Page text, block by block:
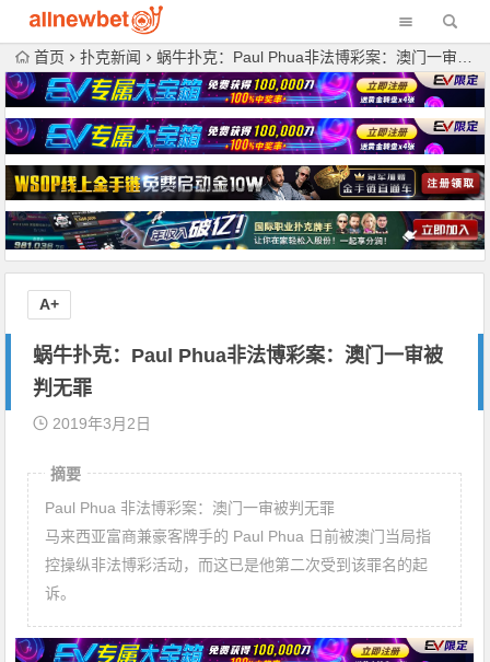
首页 扑克新闻 蜗牛扑克：Paul Phua非法博彩案：澳门一审被判无罪
蜗牛扑克：Paul Phua非法博彩案：澳门一审被
判无罪
2019年3月2日
摘要
马来西亚富商兼豪客牌手的 Paul Phua 日前被澳门当局指
控操纵非法博彩活动，而这已是他第二次受到该罪名的起
诉。
A+